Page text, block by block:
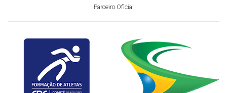
Parceiro Oficial